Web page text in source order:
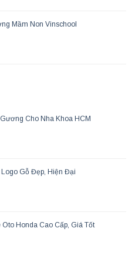
Mầm Non Vinschool
Cho Nha Khoa HCM
Gỗ Đẹp, Hiện Đại
Honda Cao Cấp, Giá Tốt